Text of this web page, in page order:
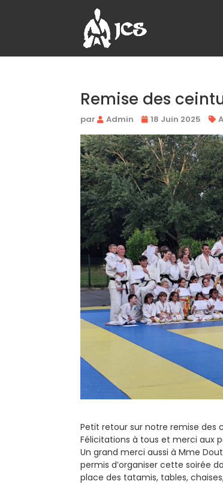
Remise des
par Admin 18 Juin 2025
Petit retour sur notre remise des
Félicitations à tous et merci aux
Un grand merci aussi à Mme
permis d’organiser cette soirée
place des tatamis, tables,